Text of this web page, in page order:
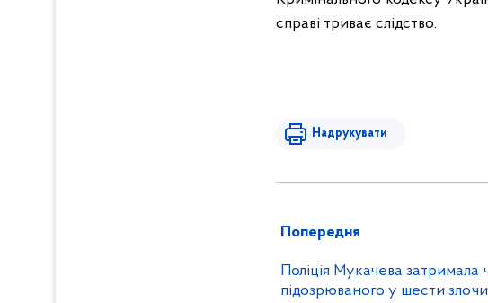
справі триває слідство.
Надрукувати
Попередня
Поліція Мукачева затримала
підозрюваного у шести